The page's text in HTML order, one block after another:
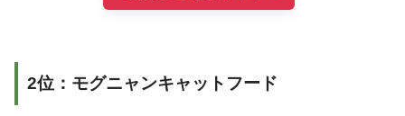
2位：モグニャンキャットフード